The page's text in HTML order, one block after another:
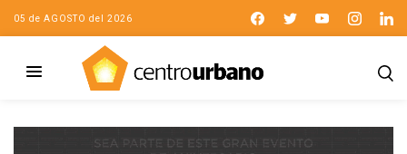
05 de AGOSTO del 2026